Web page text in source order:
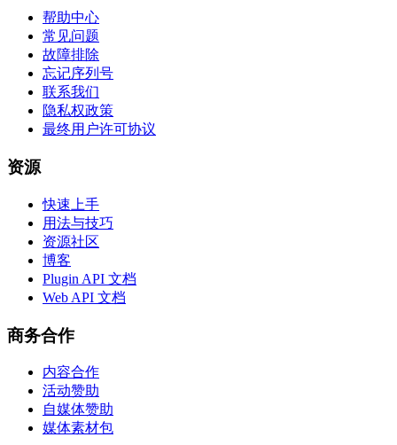
帮助中心
常见问题
故障排除
忘记序列号
联系我们
隐私权政策
最终用户许可协议
资源
快速上手
用法与技巧
资源社区
博客
Plugin API 文档
Web API 文档
商务合作
内容合作
活动赞助
自媒体赞助
媒体素材包